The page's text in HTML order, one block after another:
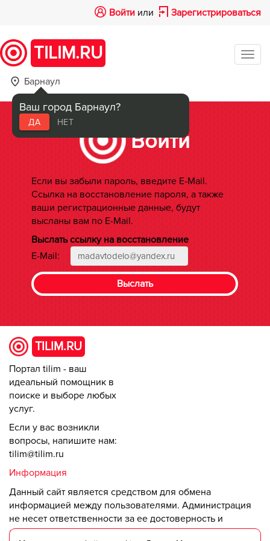
Войти или Зарегистрироваться
TILIM.RU
Барнаул
Ваш город Барнаул?
ДА НЕТ
Войти
Если вы забыли пароль, введите E-Mail.
Ссылка на восстановление пароля, а также
ваши регистрационные данные, будут
высланы вам по E-Mail.
Выслать ссылку на восстановление
E-Mail:
TILIM.RU
Портал tilim - ваш
идеальный помощник в
поиске и выборе любых
услуг.
Если у вас возникли
вопросы, напишите нам:
tilim@tilim.ru
Информация
Данный сайт является средством для обмена
информацией между пользователями. Администрация
не несет ответственности за ее достоверность и
актуальность.